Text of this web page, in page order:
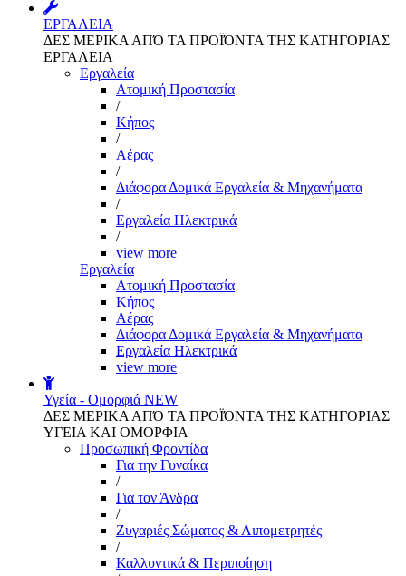
ΕΡΓΑΛΕΙΑ
ΔΕΣ ΜΕΡΙΚΑ ΑΠΌ ΤΑ ΠΡΟΪΌΝΤΑ ΤΗΣ ΚΑΤΗΓΟΡΙΑΣ
ΕΡΓΑΛΕΙΑ
Εργαλεία
Aτομική Προστασία
/
Kήπος
/
Αέρας
/
Διάφορα Δομικά Εργαλεία & Μηχανήματα
/
Εργαλεία Ηλεκτρικά
/
view more
Εργαλεία
Aτομική Προστασία
Kήπος
Αέρας
Διάφορα Δομικά Εργαλεία & Μηχανήματα
Εργαλεία Ηλεκτρικά
view more
Υγεία - Ομορφιά NEW
ΔΕΣ ΜΕΡΙΚΑ ΑΠΌ ΤΑ ΠΡΟΪΌΝΤΑ ΤΗΣ ΚΑΤΗΓΟΡΙΑΣ
ΥΓΕΙΑ ΚΑΙ ΟΜΟΡΦΙΑ
Προσωπική Φροντίδα
Για την Γυναίκα
/
Για τον Άνδρα
/
Ζυγαριές Σώματος & Λιπομετρητές
/
Καλλυντικά & Περιποίηση